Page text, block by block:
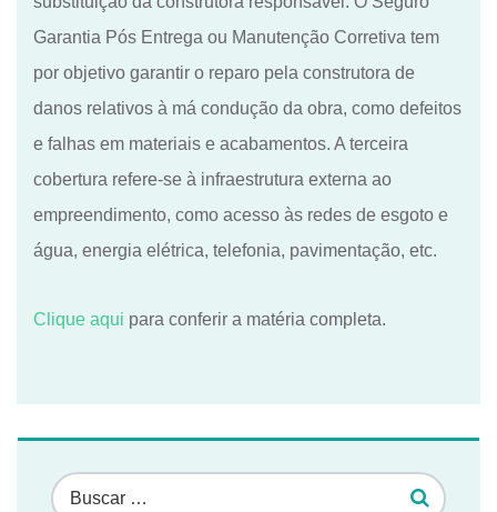
Garantia Pós Entrega ou Manutenção Corretiva tem
por objetivo garantir o reparo pela construtora de
danos relativos à má condução da obra, como defeitos
e falhas em materiais e acabamentos. A terceira
cobertura refere-se à infraestrutura externa ao
empreendimento, como acesso às redes de esgoto e
água, energia elétrica, telefonia, pavimentação, etc.
Clique aqui para conferir a matéria completa.